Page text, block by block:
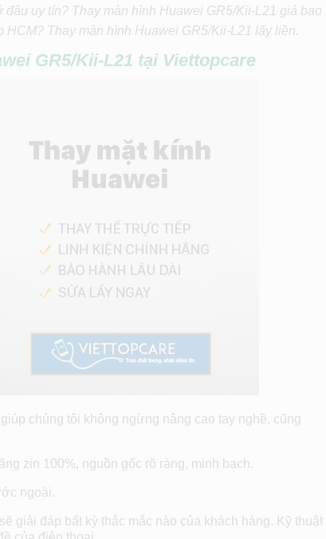
uy tín? Thay màn hình Huawei GR5/Kii-L21 giá bao
Thay màn hình Huawei GR5/Kii-L21 lấy liền.
GR5/Kii-L21 tại Viettopcare
chúng tôi không ngừng nâng cao tay nghề, cũng
zin 100%, nguồn gốc rõ ràng, minh bạch.
ngoài.
giải đáp bất kỳ thắc mắc nào của khách hàng. Kỹ thuật